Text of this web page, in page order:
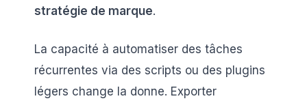
stratégie de marque.
La capacité à automatiser des tâches
récurrentes via des scripts ou des plugins
légers change la donne. Exporter